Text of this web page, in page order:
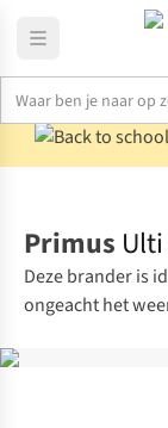
Primus
Deze brander is
ongeacht het